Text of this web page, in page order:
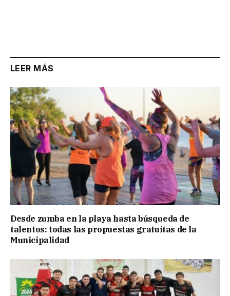
LEER MÁS
Desde zumba en la playa hasta búsqueda de
talentos: todas las propuestas gratuitas de la
Municipalidad